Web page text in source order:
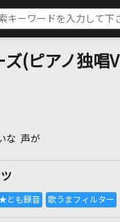
ズ(ピアノ独唱
な 声が